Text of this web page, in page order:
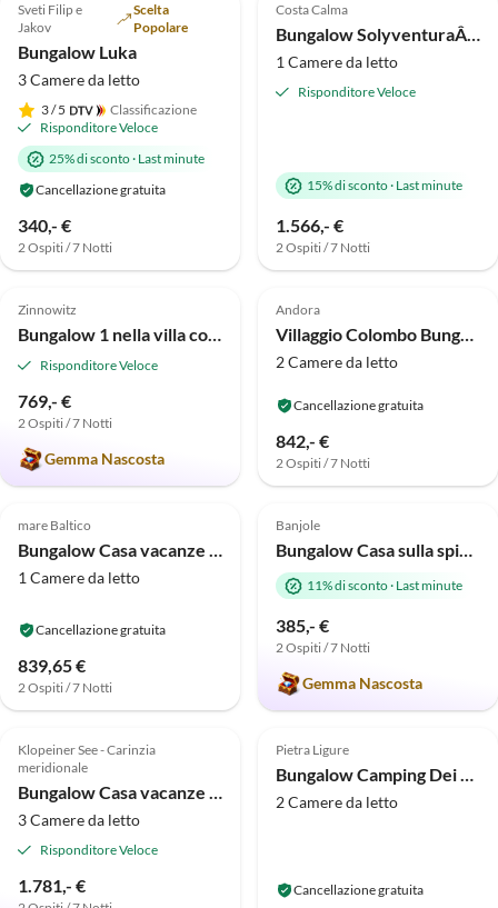
Sveti Filip e
Jakov
Scelta
Popolare
Bungalow Luka
3 Camere da letto
3/ 5
Classificazione
Risponditore Veloce
25% di sconto· Last minute
Cancellazione gratuita
340,- €
2 Ospiti / 7 Notti
Costa Calma
Bungalow SolyventuraÂ® Luxusbungalow II
1 Camere da letto
Risponditore Veloce
15% di sconto· Last minute
1.566,- €
2 Ospiti / 7 Notti
5.0 (9)
Zinnowitz
Bungalow 1 nella villa costiera Usedom
Risponditore Veloce
769,- €
2 Ospiti / 7 Notti
Gemma Nascosta
Alto
4.5 (4)
Andora
Villaggio Colombo Bungalow Trilo
2 Camere da letto
Cancellazione gratuita
842,- €
2 Ospiti / 7 Notti
3.3 (3)
mare Baltico
Bungalow Casa vacanze con sauna e idromassaggio.
1 Camere da letto
Cancellazione gratuita
839,65 €
2 Ospiti / 7 Notti
Alto
5.0 (1)
Banjole
Bungalow Casa sulla spiaggia "Vanesa" 2
11% di sconto· Last minute
385,- €
2 Ospiti / 7 Notti
Gemma Nascosta
Alto
5.0 (1)
Klopeiner See - Carinzia
meridionale
Bungalow Casa vacanze sul Lago di Linsendorf
3 Camere da letto
Risponditore Veloce
1.781,- €
Alto
Pietra Ligure
Bungalow Camping Dei Fiori Mobile Home
2 Camere da letto
Cancellazione gratuita